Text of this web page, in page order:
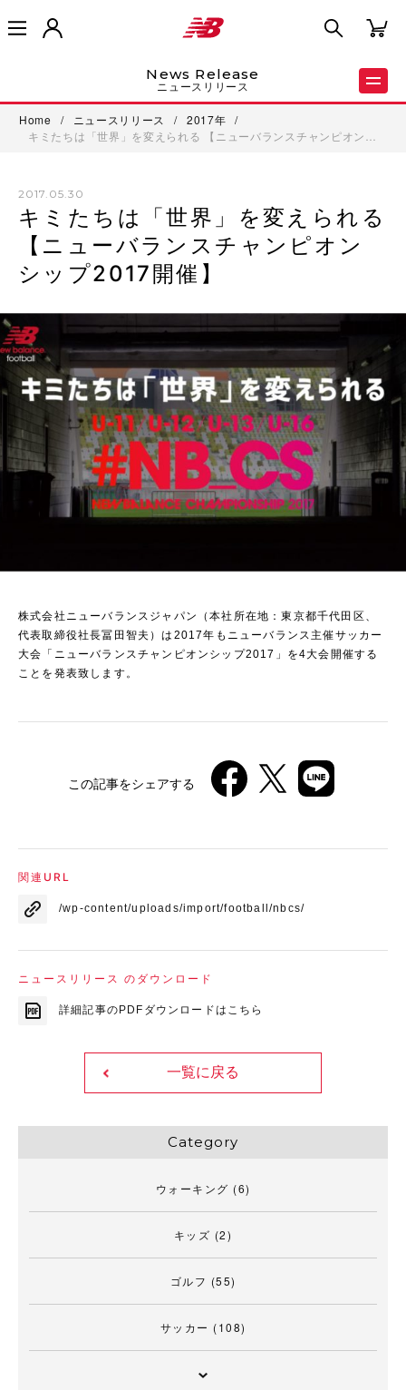
News Release
ニュースリリース
Home / ニュースリリース / 2017年
/
キミたちは「世界」を変えられる 【ニューバランスチャンピオン…
2017.05.30
キミたちは「世界」を変えられる
【ニューバランスチャンピオン
シップ2017開催】
株式会社ニューバランスジャパン（本社所在地：東京都千代田区、
代表取締役社長冨田智夫）は2017年もニューバランス主催サッカー
大会「ニューバランスチャンピオンシップ2017」を4大会開催する
ことを発表致します。
この記事をシェアする
関連URL
/wp-content/uploads/import/football/nbcs/
ニュースリリース のダウンロード
詳細記事のPDFダウンロードはこちら
一覧に戻る
Category
ウォーキング (6)
キッズ (2)
ゴルフ (55)
サッカー (108)